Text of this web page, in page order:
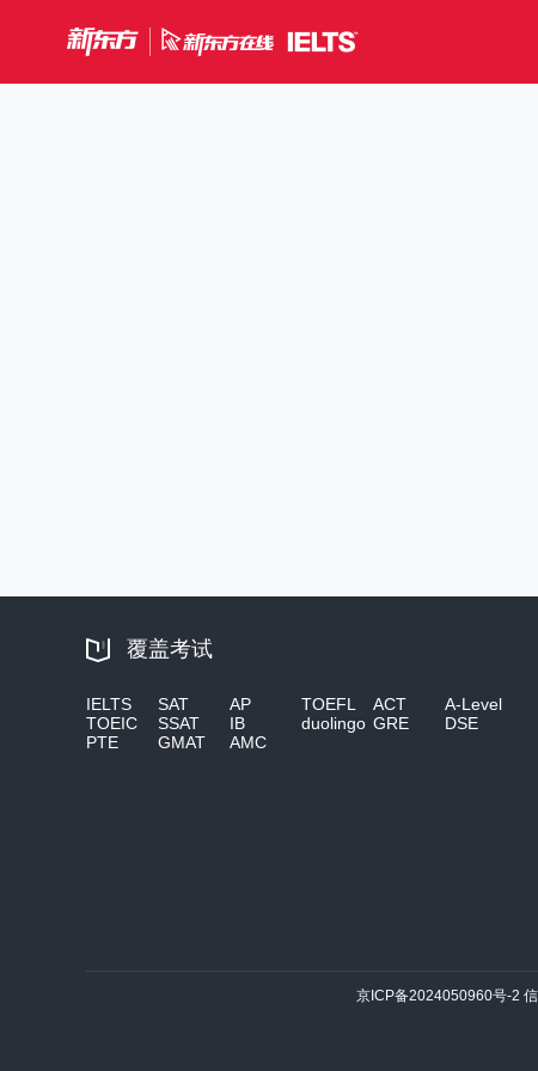
覆盖考试
IELTS SAT AP TOEFL ACT
A-Level
TOEIC
SSAT IB duolingo GRE
DSE
PTE
GMAT AMC
京ICP备2024050960号-2